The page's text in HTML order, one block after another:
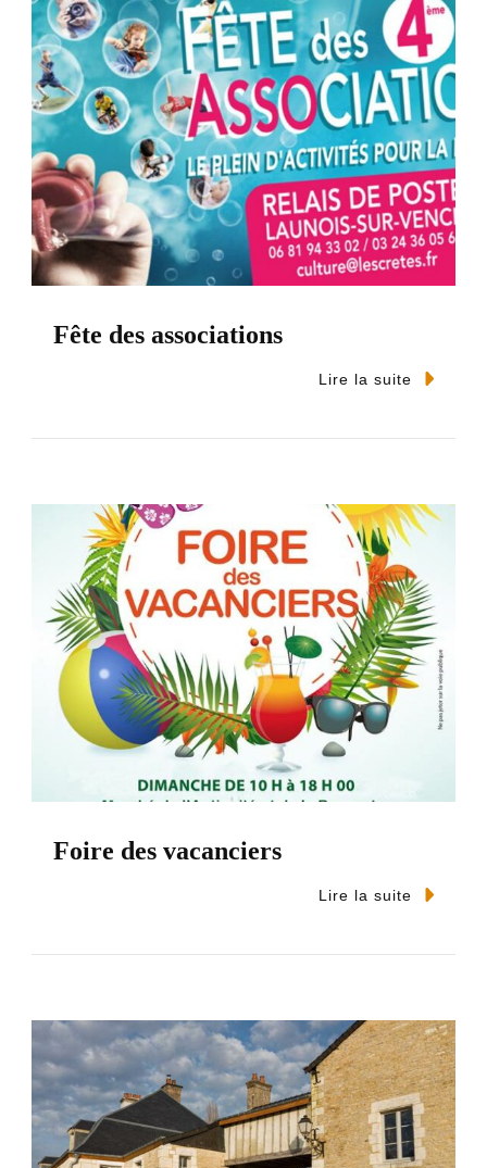
Fête des associations
Lire la suite
Foire des vacanciers
Lire la suite